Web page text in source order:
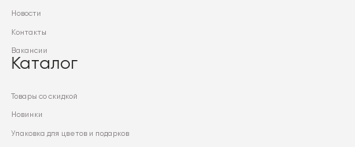
Новости
Контакты
Вакансии
Каталог
Товары со скидкой
Новинки
Упаковка для цветов и подарков